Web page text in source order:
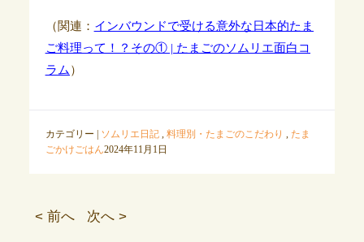
（関連： インバウンドで受ける意外な日本的たま
ご料理って！？その① | たまごのソムリエ面白コ
ラム）
カテゴリー | ソムリエ日記, 料理別・たまごのこだわり , たま
ごかけごはん2024年11月1日
< 前へ 次へ >